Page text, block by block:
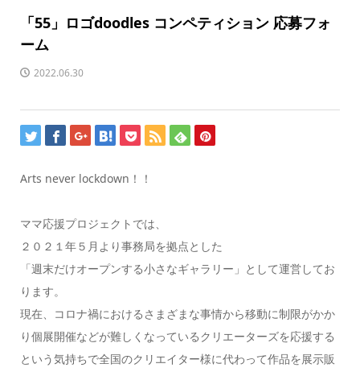
「55」ロゴdoodles コンペティション 応募フォ
ーム
2022.06.30
Arts never lockdown！！
ママ応援プロジェクトでは、
２０２１年５月より事務局を拠点とした
「週末だけオープンする小さなギャラリー」として運営してお
ります。
現在、コロナ禍におけるさまざまな事情から移動に制限がかか
り個展開催などが難しくなっているクリエーターズを応援する
という気持ちで全国のクリエイター様に代わって作品を展示販